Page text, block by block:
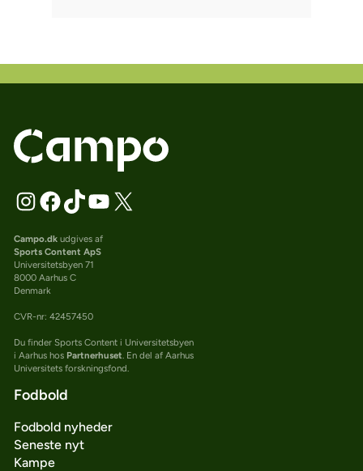
Campo.dkudgives af
Sports Content ApS
Universitetsbyen 71
8000 Aarhus C
Denmark
CVR-nr: 42457450
Du finder Sports Content i Universitetsbyen
i Aarhus hos Partnerhuset. En del af Aarhus
Universitets forskningsfond.
Fodbold
Fodbold nyheder
Seneste nyt
Kampe